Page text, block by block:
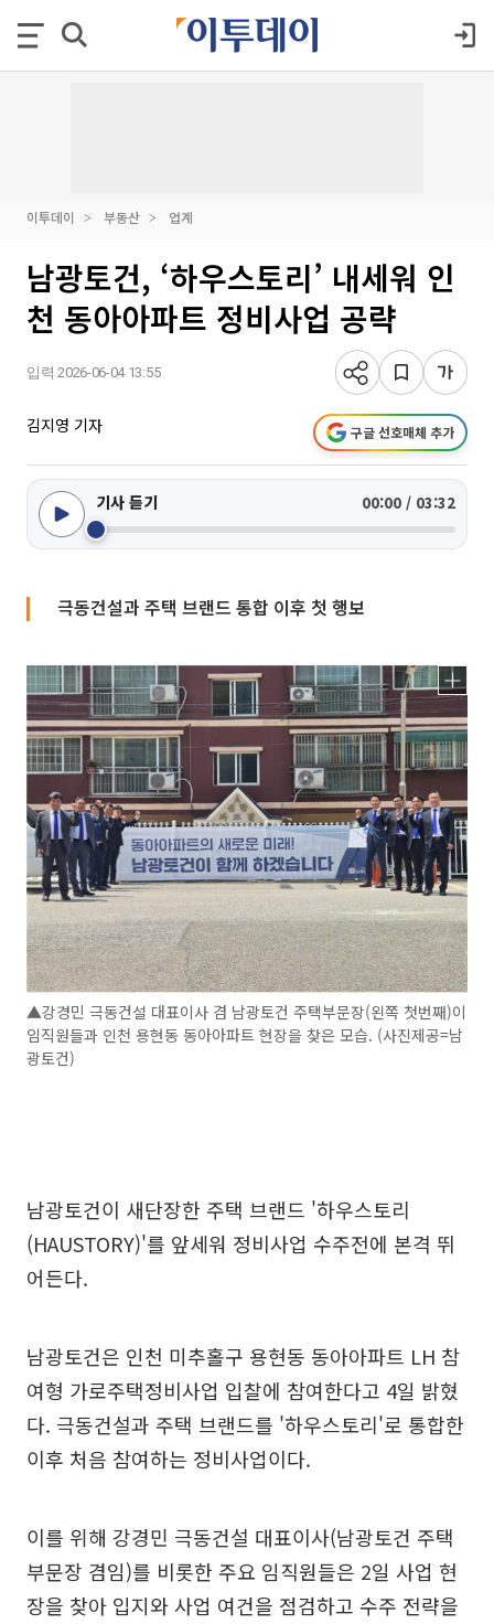
이투데이 부동산 업계
남광토건, ‘하우스토리’ 내세워 인
천 동아아파트 정비사업 공략
입력 2026-06-04 13:55
김지영 기자 구글 선호매체 추가
기사 듣기 00:00 / 03:32
극동건설과 주택 브랜드 통합 이후 첫 행보
▲강경민 극동건설 대표이사 겸 남광토건 주택부문장(왼쪽 첫번째)이
임직원들과 인천 용현동 동아아파트 현장을 찾은 모습. (사진제공=남
광토건)
남광토건이 새단장한 주택 브랜드 '하우스토리
(HAUSTORY)'를 앞세워 정비사업 수주전에 본격 뛰
어든다.
남광토건은 인천 미추홀구 용현동 동아아파트 LH 참
여형 가로주택정비사업 입찰에 참여한다고 4일 밝혔
다. 극동건설과 주택 브랜드를 '하우스토리'로 통합한
이후 처음 참여하는 정비사업이다.
이를 위해 강경민 극동건설 대표이사(남광토건 주택
부문장 겸임)를 비롯한 주요 임직원들은 2일 사업 현
장을 찾아 입지와 사업 여건을 점검하고 수주 전략을